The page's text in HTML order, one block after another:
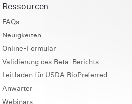
Ressourcen
FAQs
Neuigkeiten
Online-Formular
Validierung des Beta-Berichts
Leitfaden für USDA BioPreferred-
Anwärter
Webinars